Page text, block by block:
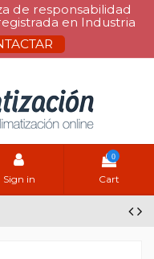
de responsabilidad
en Industria
Sign in
0
Cart